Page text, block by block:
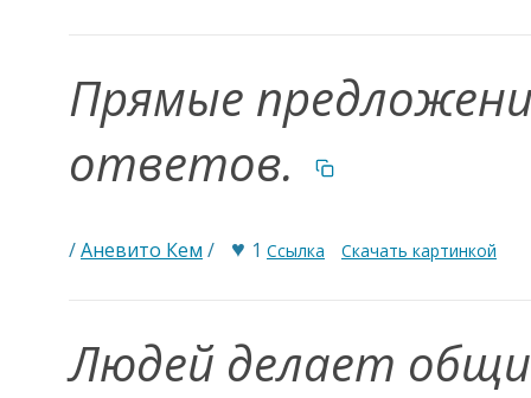
Прямые
ответов.
/Аневито Кем / ♥ 1 Ссылка Скачать картинкой
Людей делает